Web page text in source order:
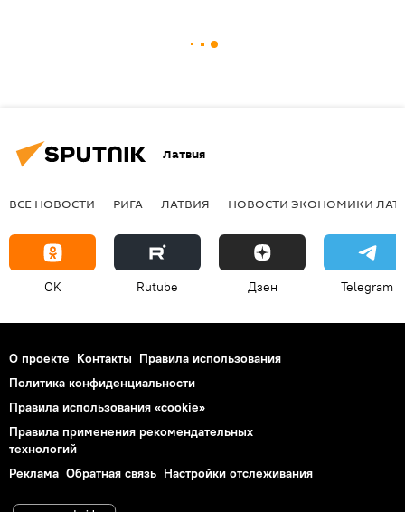
Латвия
ВСЕ НОВОСТИ РИГА ЛАТВИЯ НОВОСТИ ЭКОНОМИКИ
OK Rutube Дзен Telegram
О проекте Контакты Правила использования
Политика конфиденциальности
Правила использования «cookie»
Правила применения рекомендательных
технологий
Реклама Обратная связь Настройки отслеживания